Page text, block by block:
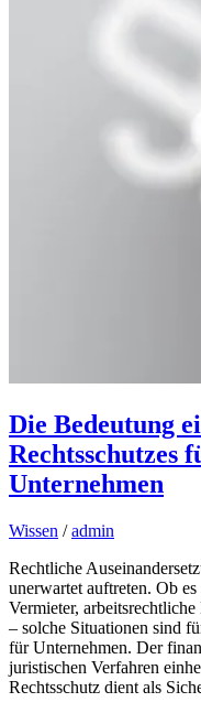
Die Bedeutung
Rechtsschutzes
Unternehmen
Wissen /admin
Rechtliche
unerwartet auftreten. Ob
Vermieter,
– solche Situationen sind
für Unternehmen. Der
juristischen Verfahren
Rechtsschutz dient als